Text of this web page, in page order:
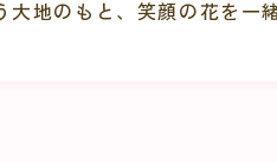
大地のもと、笑顔の花を一